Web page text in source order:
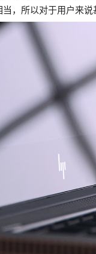
，所以对于用户来说